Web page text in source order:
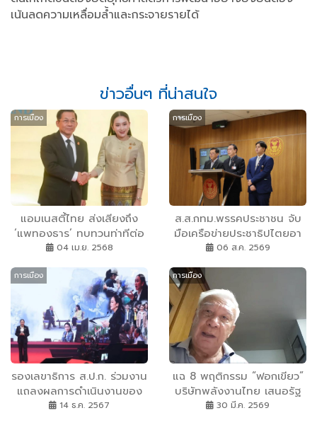
เน้นลดความเหลื่อมล้ำและกระจายรายได้
ข่าวอื่นๆ ที่น่าสนใจ
การเมือง
แอมเนสตี้ไทย ส่งเสียงถึง
‘แพทองธาร’ ทบทวนท่าทีต่อ
‘มิน อ่อง หล่าย’ ชี้ละเมิดสิทธิ
เหตุการณ์แผ่นดินไหวเมียนมา
04 เม.ย. 2568
การเมือง
ส.ส.กทม.พรรคประชาชน จับ
มือเครือข่ายประชาธิปไตยอา
เซียนฯ คัดค้าน“มิน อ่อง
ความชอบธรรมให้กับระบอบ
เผด็จการในเมียนมา เรียกร้อง
ให้ รัฐบาลเผด็จการทหาร
เคารพมติอาเซียน
06 ส.ค. 2569
การเมือง
รองเลขาธิการ ส.ป.ก. ร่วมงาน
แถลงผลการดำเนินงานของ
รัฐบาลรอบ 3 เดือน “2568
14 ธ.ค. 2567
การเมือง
แฉ 8 พฤติกรรม “ฟอกเขียว”
บริษัทพลังงานไทย เสนอรัฐ
คุมเข้มโฆษณา
30 มี.ค. 2569